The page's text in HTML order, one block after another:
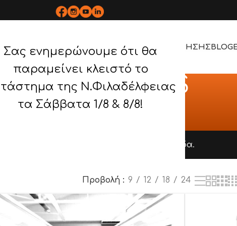
Σας ενημερώνουμε ότι θα
παραμείνει κλειστό το
της Ν.Φιλαδέλφειας
τα Σάββατα 1/8 & 8/8!
BOPLANΥΠΗΡΕΣΙΕΣ ΕΡΓΑ ΤΡΟΠΟΣ ΧΡΗΣΗΣBLOG
Αρχική σελίδα /DIMITROULAKOS
Ελλάδα.
Προβολή 9 12 18 24